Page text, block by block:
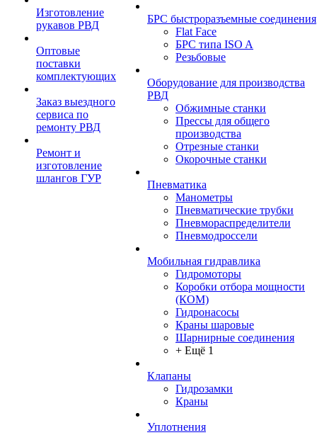
Изготовление
рукавов РВД
Оптовые
поставки
комплектующих
Заказ выездного
сервиса по
ремонту РВД
Ремонт и
изготовление
шлангов ГУР
БРС быстроразъемные соединения
Flat Face
БРС типа ISO A
Резьбовые
Оборудование для производства
РВД
Обжимные станки
Прессы для общего
производства
Отрезные станки
Окорочные станки
Пневматика
Манометры
Пневматические трубки
Пневмораспределители
Пневмодроссели
Мобильная гидравлика
Гидромоторы
Коробки отбора мощности
(КОМ)
Гидронасосы
Краны шаровые
Шарнирные соединения
+ Ещё 1
Клапаны
Гидрозамки
Краны
Уплотнения